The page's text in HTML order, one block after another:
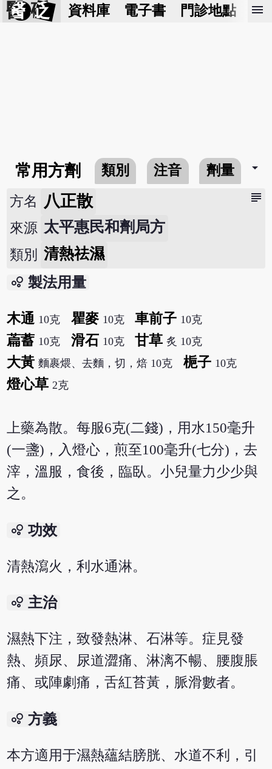
醫 砭 資料庫 電子書 門診地點 預
menu
常用方劑 類別 注音 劑量 arrow_drop_down
subject
方名 八正散
來源 太平惠民和劑局方
類別 清熱祛濕
bubble_chart 製法用量
木通 10克 瞿麥 10克 車前子 10克
萹蓄 10克 滑石 10克 甘草 炙 10克
大黃 麵裹煨、去麵，切，焙 10克 梔子 10克
燈心草 2克
上藥為散。每服6克(二錢)，用水150毫升
(一盞)，入燈心，煎至100毫升(七分)，去
滓，溫服，食後，臨臥。小兒量力少少與
之。
bubble_chart 功效
清熱瀉火，利水通淋。
bubble_chart 主治
濕熱下注，致發熱淋、石淋等。症見發
熱、頻尿、尿道澀痛、淋漓不暢、腰腹脹
痛、或陣劇痛，舌紅苔黃，脈滑數者。
bubble_chart 方義
本方適用于濕熱蘊結膀胱、水道不利，引